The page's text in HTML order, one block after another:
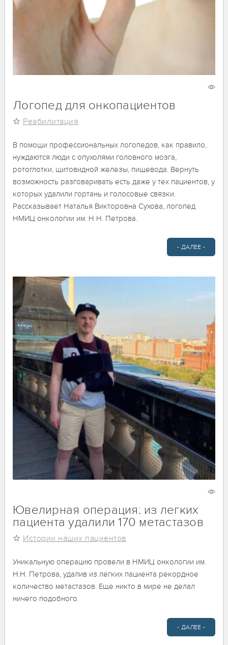
Логопед для онкопациентов
Реабилитация
В помощи профессиональных логопедов, как правило,
нуждаются люди с опухолями головного мозга,
ротоглотки, щитовидной железы, пищевода. Вернуть
возможность разговаривать есть даже у тех пациентов, у
которых удалили гортань и голосовые связки.
Рассказывает Наталья Викторовна Сухова, логопед
НМИЦ онкологии им. Н Н. Петрова.
- ДАЛЕЕ -
Ювелирная операция: из легких
пациента удалили 170 метастазов
Истории наших пациентов
Уникальную операцию провели в НМИЦ онкологии им.
Н.Н. Петрова, удалив из легких пациента рекордное
количество метастазов. Еще никто в мире не делал
ничего подобного.
- ДАЛЕЕ -